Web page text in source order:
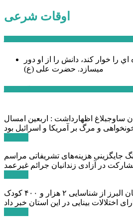
اوقات شرعی
اي را خوار كند، دانش را از او دور
میسازد. حضرت علی (ع)
ساوجبلاغ اظهارداشت : اربعین امسال
جایگزینی هزینه‌های تشریفاتی مراسم
در آزادی زندانیان جرائم غیرعمد
مدیر کل بهزیستی استان البرز از شناسایی ۲ هزار و ۴۰۰ کودک